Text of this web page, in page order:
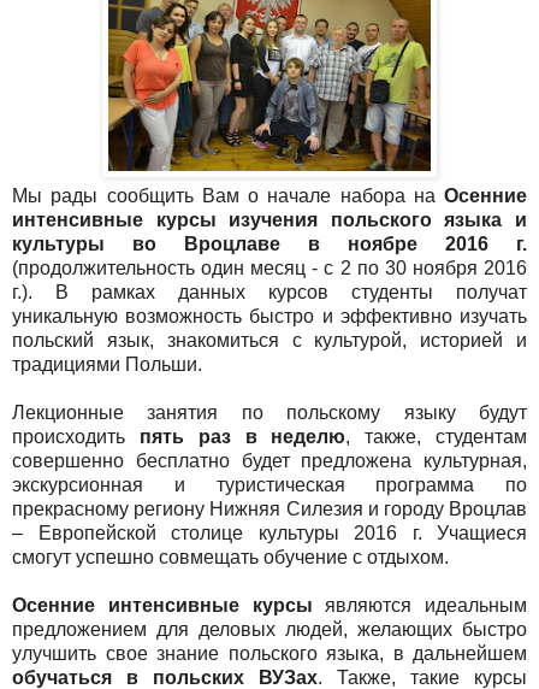
Мы рады сообщить Вам о начале набора на Осенние
интенсивные курсы изучения польского языка и
культуры во Вроцлаве в ноябре 2016 г.
(продолжительность один месяц - с 2 по 30 ноября 2016
г.). В рамках данных курсов студенты получат
уникальную возможность быстро и эффективно изучать
польский язык, знакомиться с культурой, историей и
традициями Польши.
Лекционные занятия по польскому языку будут
происходить пять раз в неделю, также, студентам
совершенно бесплатно будет предложена культурная,
экскурсионная и туристическая программа по
прекрасному региону Нижняя Силезия и городу Вроцлав
– Европейской столице культуры 2016 г. Учащиеся
смогут успешно совмещать обучение с отдыхом.
Осенние интенсивные курсы являются идеальным
предложением для деловых людей, желающих быстро
улучшить свое знание польского языка, в дальнейшем
обучаться в польских ВУЗах. Также, такие курсы